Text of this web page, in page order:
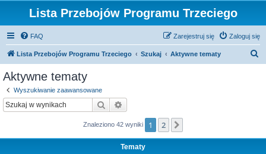
Lista Przebojów Programu Trzeciego
FAQ Zaloguj się
Zarejestruj się
Lista Przebojów Programu Trzeciego Szukaj Aktywne tematy
Aktywne tematy
Wyszukiwanie zaawansowane
Szukaj
Znaleziono 42 wyniki 1 2
Tematy